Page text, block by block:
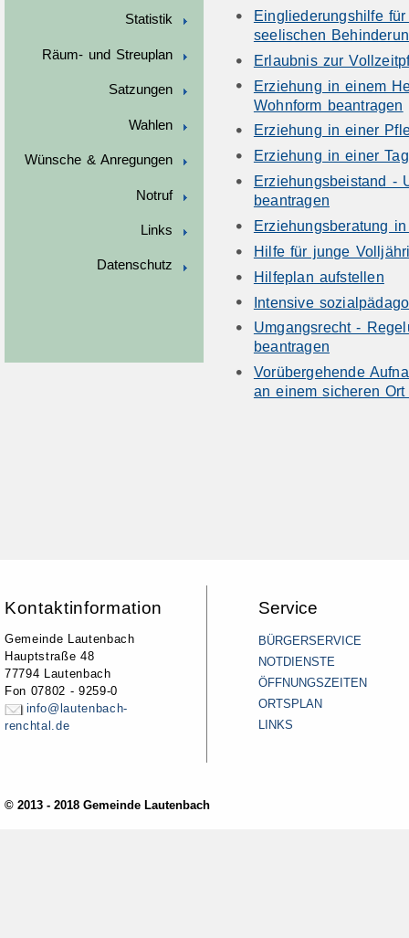
Statistik
Räum- und Streuplan
Satzungen
Wahlen
Wünsche & Anregungen
Notruf
Links
Datenschutz
Eingliederungshilfe
seelischen
Erlaubnis zur
Erziehung in einem
Wohnform beantragen
Erziehung in einer
Erziehung in einer
Erziehungsbeistand -
beantragen
Erziehungsberatung
Hilfe für junge
Hilfeplan aufstellen
Intensive
Umgangsrecht -
beantragen
Vorübergehende
an einem sicheren
Kontaktinformation
Gemeinde Lautenbach
Hauptstraße 48
77794 Lautenbach
Fon 07802 - 9259-0
info@lautenbach-
renchtal.de
Service
BÜRGERSERVICE
NOTDIENSTE
ÖFFNUNGSZEITEN
ORTSPLAN
LINKS
© 2013 - 2018 Gemeinde Lautenbach